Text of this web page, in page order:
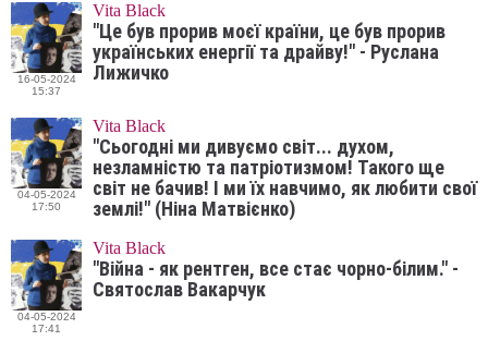
16-05-2024
15:37
Vita Black
"Це був прорив моєї країни, це був прорив
українських енергії та драйву!" - Руслана
Лижичко
04-05-2024
17:50
Vita Black
"Сьогодні ми дивуємо світ... духом,
незламністю та патріотизмом! Такого ще
світ не бачив! І ми їх навчимо, як любити свої
землі!" (Ніна Матвієнко)
04-05-2024
17:41
Vita Black
"Війна - як рентген, все стає чорно-білим." -
Святослав Вакарчук